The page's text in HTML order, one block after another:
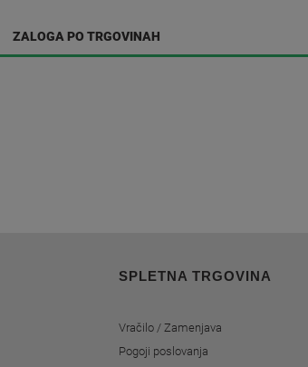
ZALOGA PO TRGOVINAH
SPLETNA TRGOVINA
Vračilo / Zamenjava
Pogoji poslovanja